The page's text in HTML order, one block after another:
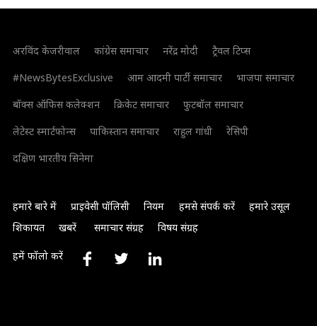
अरविंद केजरीवाल कांग्रेस समाचार नरेंद्र मोदी
ट्रैवल टिप्स
#NewsBytesExclusive
आम आदमी पार्टी समाचार
भाजपा समाचार
बॉक्स ऑफिस कलेक्शन
क्रिकेट समाचार
फुटबॉल समाचार
लेटेस्ट स्मार्टफोन्स
पाकिस्तान समाचार राहुल गांधी
रेसिपी
दक्षिण भारतीय सिनेमा
हमारे बारे में प्राइवेसी पॉलिसी नियम हमसे संपर्क करें
हमारे उसूल
शिकायत
खबरें समाचार संग्रह विषय संग्रह
हमें फॉलो करें